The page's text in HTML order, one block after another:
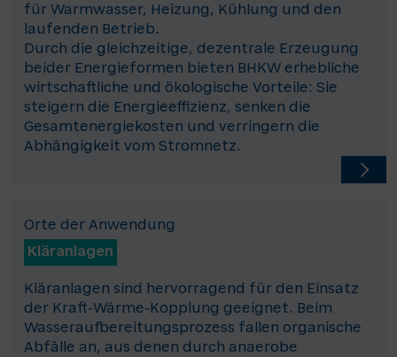
für Warmwasser, Heizung, Kühlung und den
laufenden Betrieb.
Durch die gleichzeitige, dezentrale Erzeugung
beider Energieformen bieten BHKW erhebliche
wirtschaftliche und ökologische Vorteile: Sie
steigern die Energieeffizienz, senken die
Gesamtenergiekosten und verringern die
Abhängigkeit vom Stromnetz.
Orte der Anwendung
Kläranlagen
Kläranlagen sind hervorragend für den Einsatz
der Kraft-Wärme-Kopplung geeignet. Beim
Wasseraufbereitungsprozess fallen organische
Abfälle an, aus denen durch anaerobe